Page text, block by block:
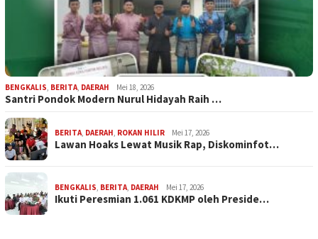
BENGKALIS, BERITA, DAERAH Mei 18, 2026
Santri Pondok Modern Nurul Hidayah Raih …
BERITA, DAERAH, ROKAN HILIR Mei 17, 2026
Lawan Hoaks Lewat Musik Rap, Diskominfot…
BENGKALIS, BERITA, DAERAH Mei 17, 2026
Ikuti Peresmian 1.061 KDKMP oleh Preside…